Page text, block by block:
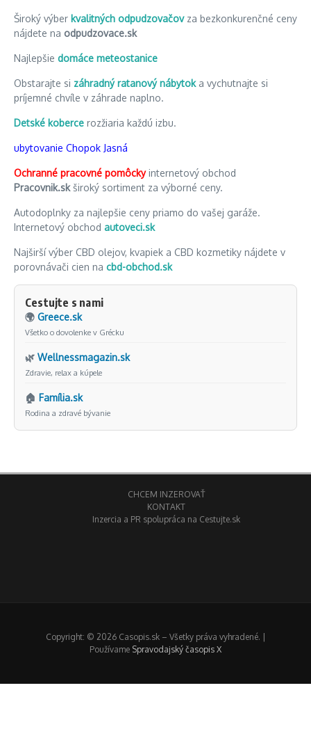
Široký výber kvalitných odpudzovačovza bezkonkurenčné ceny
nájdete na odpudzovace.sk
Najlepšie domáce meteostanice
Obstarajte si záhradný ratanový nábytoka vychutnajte si
príjemné chvíle v záhrade naplno.
Detské koberce rozžiaria každú izbu.
ubytovanie Chopok Jasná
Ochranné pracovné pomôckyinternetový obchod
Pracovnik.skširoký sortiment za výborné ceny.
Autodoplnky za najlepšie ceny priamo do vašej garáže.
Internetový obchod autoveci.sk
Najširší výber CBD olejov, kvapiek a CBD kozmetiky nájdete v
porovnávači cien na cbd-obchod.sk
Cestujte s nami
🌍 Greece.sk
Všetko o dovolenke v Grécku
🌿 Wellnessmagazin.sk
Zdravie, relax a kúpele
🏠 Família.sk
Rodina a zdravé bývanie
CHCEM INZEROVAŤ
KONTAKT
Inzercia a PR spolupráca na Cestujte.sk
Copyright: © 2026 Casopis.sk – Všetky práva vyhradené. |
Používame Spravodajský časopis X